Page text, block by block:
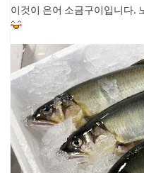
이것이 은어 소금구이입니다.